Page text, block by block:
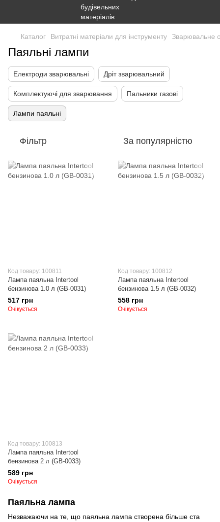
Каталог Витратні матеріали для інструменту Зварювальне
Паяльні лампи
Електроди зварювальні Дріт зварювальний
Комплектуючі для зварювання Пальники газові
Лампи паяльні
Фільтр За популярністю
Код товару: 100811
Лампа паяльна Intertool
бензинова 1.0 л (GB-0031)
517 грн
Очікується
Код товару: 100812
Лампа паяльна Intertool
бензинова 1.5 л (GB-0032)
558 грн
Очікується
Код товару: 100813
Лампа паяльна Intertool
бензинова 2 л (GB-0033)
589 грн
Очікується
Паяльна лампа
Незважаючи на те, що паяльна лампа створена більше ста